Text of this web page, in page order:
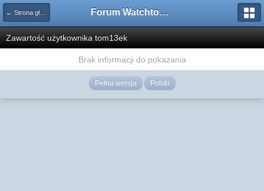
← Strona główna Forum Watchtower
Zawartość użytkownika tom13ek
Brak informacji do pokazania
Pełna wersja Polski